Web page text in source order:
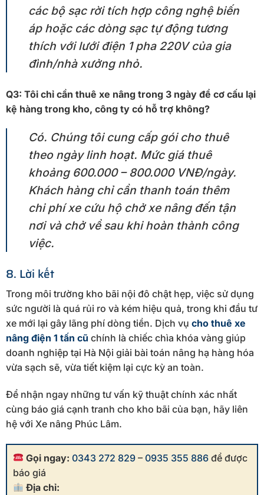
các bộ sạc rời tích hợp công nghệ biến
áp hoặc các dòng sạc tự động tương
thích với lưới điện 1 pha 220V của gia
đình/nhà xưởng nhỏ.
Q3: Tôi chỉ cần thuê xe nâng trong 3 ngày để cơ cấu lại
kệ hàng trong kho, công ty có hỗ trợ không?
Có. Chúng tôi cung cấp gói cho thuê
theo ngày linh hoạt. Mức giá thuê
khoảng 600.000 – 800.000 VNĐ/ngày.
Khách hàng chỉ cần thanh toán thêm
chi phí xe cứu hộ chở xe nâng đến tận
nơi và chở về sau khi hoàn thành công
việc.
8. Lời kết
Trong môi trường kho bãi nội đô chật hẹp, việc sử dụng
sức người là quá rủi ro và kém hiệu quả, trong khi đầu tư
xe mới lại gây lãng phí dòng tiền. Dịch vụ cho thuê xe
nâng điện 1 tấn cũ chính là chiếc chìa khóa vàng giúp
doanh nghiệp tại Hà Nội giải bài toán nâng hạ hàng hóa
vừa sạch sẽ, vừa tiết kiệm lại cực kỳ an toàn.
Để nhận ngay những tư vấn kỹ thuật chính xác nhất
cùng báo giá cạnh tranh cho kho bãi của bạn, hãy liên
hệ với Xe nâng Phúc Lâm.
Gọi ngay: 0343 272 829 –0935 355 886 để được
báo giá
Địa chỉ: